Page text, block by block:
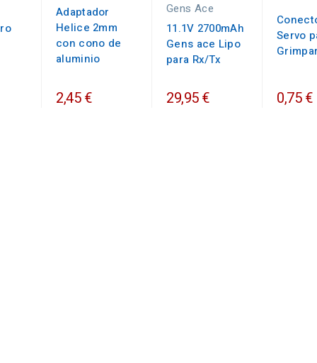
Adaptador
Helice 2mm
con cono de
aluminio
2,45 €
Gens Ace
11.1V 2700mAh
Gens ace Lipo
para Rx/Tx
29,95 €
Servo
0,75 €